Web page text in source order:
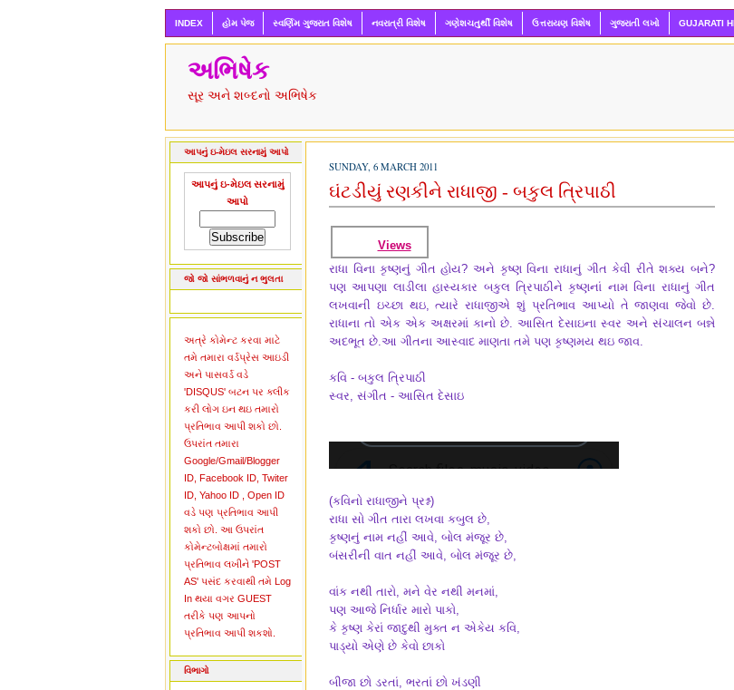
INDEX હોમ પેજ સ્વર્ણિમ ગુજરાત વિશેષ નવરાત્રી વિશેષ ગણેશચતુર્થી વિશેષ ઉત્તરાયણ વિશેષ ગુજરાતી લખો GUJARATI
અભિષેક
સૂર અને શબ્દનો અભિષેક
આપનું ઇ-મેઇલ સરનામું આપો
આપનું ઇ-મેઇલ સરનામું
આપો
જો જો સાંભળવાનું ન ભુલતા
અત્રે કોમેન્ટ કરવા માટે
તમે તમારા વર્ડપ્રેસ આઇડી
અને પાસવર્ડ વડે
'DISQUS' બટન પર ક્લીક
કરી લોગ ઇન થઇ તમારો
પ્રતિભાવ આપી શકો છો.
ઉપરાંત તમારા
Google/Gmail/Blogger
ID, Facebook ID, Twiter
ID, Yahoo ID , Open ID
વડે પણ પ્રતિભાવ આપી
શકો છો. આ ઉપરાંત
કોમેન્ટબોક્ષમાં તમારો
પ્રતિભાવ લખીને 'POST
AS' પસંદ કરવાથી તમે Log
In થયા વગર GUEST
તરીકે પણ આપનો
પ્રતિભાવ આપી શકશો.
વિભાગો
SUNDAY, 6 MARCH 2011
ઘંટડીયું રણકીને રાધાજી - બકુલ ત્રિપાઠી
Views
રાધા વિના કૃષ્ણનું ગીત હોય? અને કૃષ્ણ વિના રાધાનું ગીત કેવી રીતે શક્ય બને?
પણ આપણા લાડીલા હાસ્યકાર બકુલ ત્રિપાઠીને કૃષ્ણનાં નામ વિના રાધાનું ગીત
લખવાની ઇચ્છા થઇ, ત્યારે રાધાજીએ શું પ્રતિભાવ આપ્યો તે જાણવા જેવો છે.
રાધાના તો એક એક અક્ષરમાં કાનો છે. આસિત દેસાઇના સ્વર અને સંચાલન બન્ને
અદભૂત છે.આ ગીતના આસ્વાદ માણતા તમે પણ કૃષ્ણમય થઇ જાવ.
કવિ - બકુલ ત્રિપાઠી
સ્વર, સંગીત - આસિત દેસાઇ
(કવિનો રાધાજીને પ્રશ્ન)
રાધા સો ગીત તારા લખવા કબુલ છે,
કૃષ્ણનું નામ નહીં આવે, બોલ મંજૂર છે,
બંસરીની વાત નહીં આવે, બોલ મંજૂર છે,
વાંક નથી તારો, મને વેર નથી મનમાં,
પણ આજે નિર્ધાર મારો પાકો,
કે કૃષ્ણ કેરાં જાદુથી મુક્ત ન એકેય કવિ,
પાડ્યો એણે છે કેવો છાકો
બીજા છો ડરતાં, ભરતાં છો ખંડણી